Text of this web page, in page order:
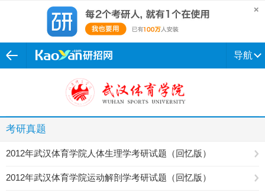
导航
考研真题
2012年武汉体育学院人体生理学考研试题（回忆版）
2012年武汉体育学院运动解剖学考研试题（回忆版）